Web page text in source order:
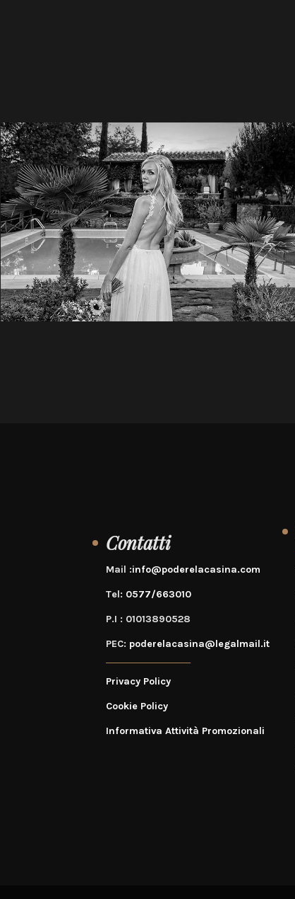
Contatti
Mail :info@poderelacasina.com
Tel: 0577/663010
P.I : 01013890528
PEC: poderelacasina@legalmail.it
Privacy Policy
Cookie Policy
Informativa Attività Promozionali